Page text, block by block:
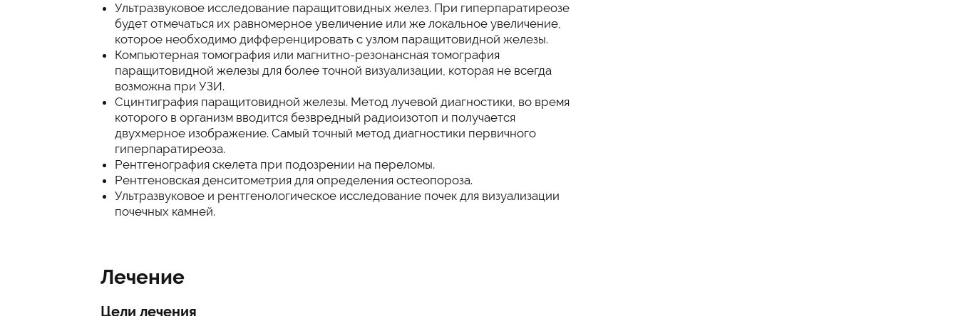
Ультразвуковое исследование паращитовидных желез. При гиперпаратиреозе
будет отмечаться их равномерное увеличение или же локальное увеличение,
которое необходимо дифференцировать с узлом паращитовидной железы.
Компьютерная томография или магнитно-резонансная томография
паращитовидной железы для более точной визуализации, которая не всегда
возможна при УЗИ.
Сцинтиграфия паращитовидной железы. Метод лучевой диагностики, во время
которого в организм вводится безвредный радиоизотоп и получается
двухмерное изображение. Самый точный метод диагностики первичного
гиперпаратиреоза.
Рентгенография скелета при подозрении на переломы.
Рентгеновская денситометрия для определения остеопороза.
Ультразвуковое и рентгенологическое исследование почек для визуализации
почечных камней.
Лечение
Цели лечения